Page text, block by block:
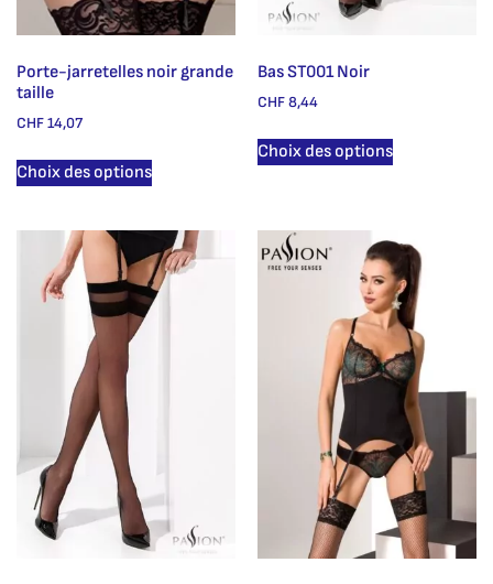
Porte-jarretelles noir grande
taille
CHF14,07
Choix des options
Bas ST001 Noir
CHF8,44
Choix des options